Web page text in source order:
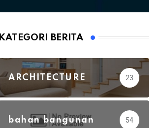
KATEGORI BERITA
ARCHITECTURE 23
bahan bangunan 54